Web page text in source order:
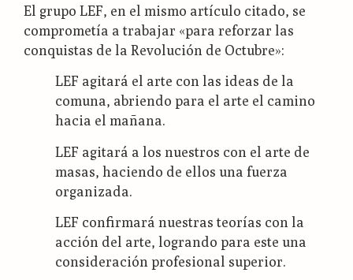
El grupo LEF, en el mismo artículo citado, se
comprometía a trabajar «para reforzar las
conquistas de la Revolución de Octubre»:
LEF agitará el arte con las ideas de la
comuna, abriendo para el arte el camino
hacia el mañana.
LEF agitará a los nuestros con el arte de
masas, haciendo de ellos una fuerza
organizada.
LEF confirmará nuestras teorías con la
acción del arte, logrando para este una
consideración profesional superior.